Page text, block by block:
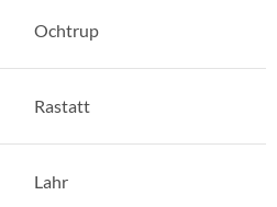
Ochtrup
Rastatt
Lahr